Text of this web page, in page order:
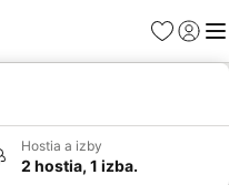
Obľúbené
Hostia a izby
2 hostia, 1 izba.